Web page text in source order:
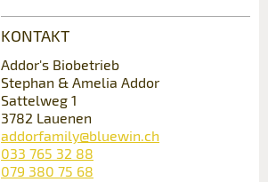
KONTAKT
Addor's Biobetrieb
Stephan & Amelia Addor
Sattelweg 1
3782 Lauenen
addorfamily@bluewin.ch
033 765 32 88
079 380 75 68